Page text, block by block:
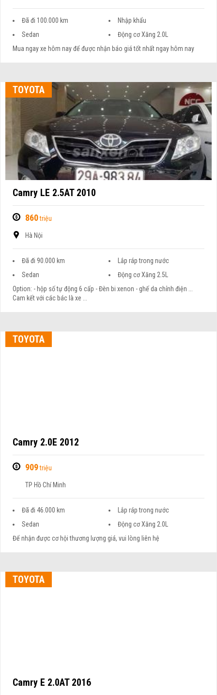
Đã đi 100.000 km
Nhập khẩu
Sedan
Động cơ Xăng 2.0L
Mua ngay xe hôm nay để được nhận báo giá tốt nhất ngay hôm nay
TOYOTA
Camry LE 2.5AT 2010
860triệu
Hà Nội
Đã đi 90.000 km
Lắp ráp trong nước
Sedan
Động cơ Xăng 2.5L
Option: - hộp số tự động 6 cấp - Đèn bi xenon - ghế da chỉnh điện ...
Cam kết với các bác là xe ...
TOYOTA
Camry 2.0E 2012
909triệu
TP Hồ Chí Minh
Đã đi 46.000 km
Lắp ráp trong nước
Sedan
Động cơ Xăng 2.0L
Để nhận được cơ hội thương lượng giá, vui lòng liên hệ
TOYOTA
Camry E 2.0AT 2016